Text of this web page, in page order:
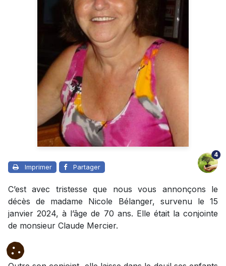
Imprimer Partager
4
C’est avec tristesse que nous vous annonçons le
décès de madame Nicole Bélanger, survenu le 15
janvier 2024, à l’âge de 70 ans. Elle était la conjointe
de monsieur Claude Mercier.